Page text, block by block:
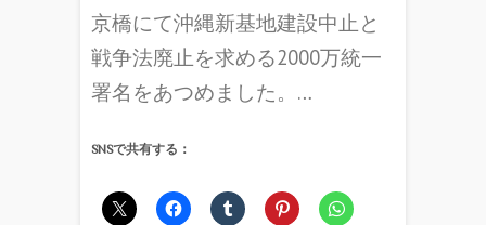
京橋にて沖縄新基地建設中止と
戦争法廃止を求める2000万統一
署名をあつめました。…
SNSで共有する：